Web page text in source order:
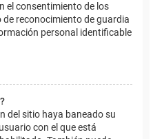
el consentimiento de los
reconocimiento de guardia
personal identificable
del sitio haya baneado su
con el que está